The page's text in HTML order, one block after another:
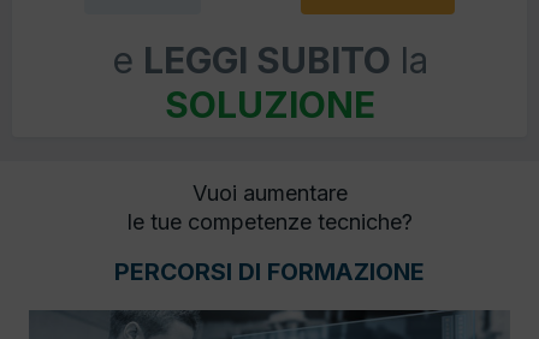
e LEGGI SUBITO la
SOLUZIONE
Vuoi aumentare
le tue competenze tecniche?
PERCORSI DI FORMAZIONE